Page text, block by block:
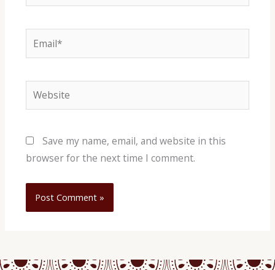
Email*
Website
Save my name, email, and website in this
browser for the next time I comment.